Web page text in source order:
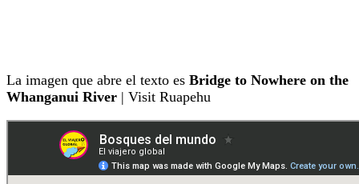
La imagen que abre el texto es Bridge to Nowhere on the
Whanganui River | Visit Ruapehu